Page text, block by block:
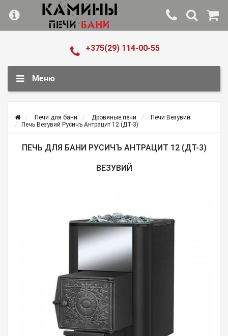
+375(29) 114-00-55
Меню
Печи для бани Дровяные печи
Печи Везувий
Печь Везувий Русичъ Антрацит 12 (ДТ-3)
ПЕЧЬ ДЛЯ БАНИ РУСИЧЪ АНТРАЦИТ 12 (ДТ-3)
ВЕЗУВИЙ